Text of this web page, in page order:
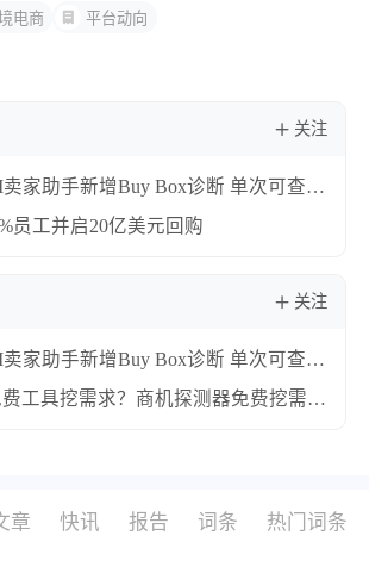
电商 平台动向
关注
家助手新增Buy Box诊断 单次可查10
分原因
员工并启20亿美元回购
关注
家助手新增Buy Box诊断 单次可查10
分原因
工具挖需求？商机探测器免费挖需求
章 快讯 报告 词条 热门词条